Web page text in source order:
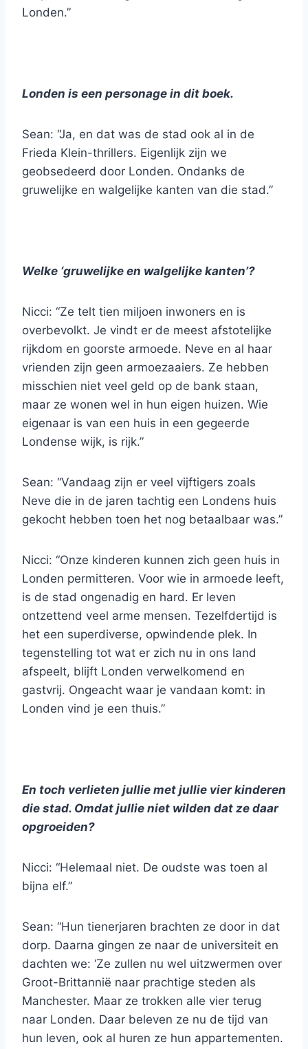
Londen.”
Londen is een personage in dit boek.
Sean: “Ja, en dat was de stad ook al in de
Frieda Klein-thrillers. Eigenlijk zijn we
geobsedeerd door Londen. Ondanks de
gruwelijke en walgelijke kanten van die stad.”
Welke ‘gruwelijke en walgelijke kanten’?
Nicci: “Ze telt tien miljoen inwoners en is
overbevolkt. Je vindt er de meest afstotelijke
rijkdom en goorste armoede. Neve en al haar
vrienden zijn geen armoezaaiers. Ze hebben
misschien niet veel geld op de bank staan,
maar ze wonen wel in hun eigen huizen. Wie
eigenaar is van een huis in een gegeerde
Londense wijk, is rijk.”
Sean: “Vandaag zijn er veel vijftigers zoals
Neve die in de jaren tachtig een Londens huis
gekocht hebben toen het nog betaalbaar was.”
Nicci: “Onze kinderen kunnen zich geen huis in
Londen permitteren. Voor wie in armoede leeft,
is de stad ongenadig en hard. Er leven
ontzettend veel arme mensen. Tezelfdertijd is
het een superdiverse, opwindende plek. In
tegenstelling tot wat er zich nu in ons land
afspeelt, blijft Londen verwelkomend en
gastvrij. Ongeacht waar je vandaan komt: in
Londen vind je een thuis.”
En toch verlieten jullie met jullie vier kinderen
die stad. Omdat jullie niet wilden dat ze daar
opgroeiden?
Nicci: “Helemaal niet. De oudste was toen al
bijna elf.”
Sean: “Hun tienerjaren brachten ze door in dat
dorp. Daarna gingen ze naar de universiteit en
dachten we: ‘Ze zullen nu wel uitzwermen over
Groot-Brittannië naar prachtige steden als
Manchester. Maar ze trokken alle vier terug
naar Londen. Daar beleven ze nu de tijd van
hun leven, ook al huren ze hun appartementen.